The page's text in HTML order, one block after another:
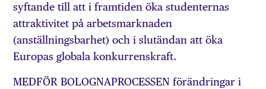
syftande till att i framtiden öka studenternas
attraktivitet på arbetsmarknaden
(anställningsbarhet) och i slutändan att öka
Europas globala konkurrenskraft.
MEDFÖR BOLOGNAPROCESSEN förändringar i